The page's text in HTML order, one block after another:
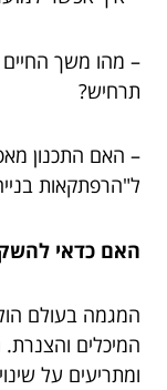
– מהו משך
תרחיש?
– האם התכנון
ל"הרפתקאות
האם כדאי
המיכלים
ומתריעים על